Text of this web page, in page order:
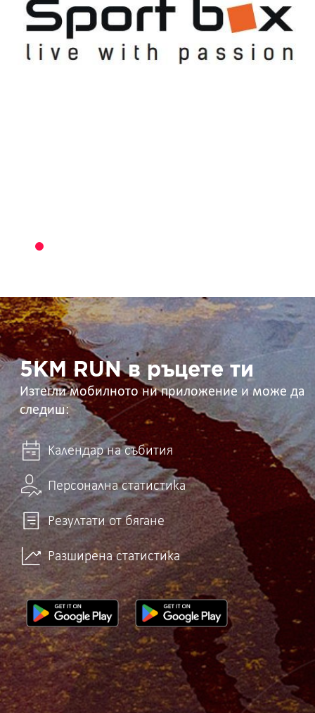
5KM
RUN
в
ръцете
ти 5KM RUN в ръцете ти
Изтегли мобилното ни приложение и може да
следиш:
Календар на събития
Персонална статистика
Резултати от бягане
Разширена статистика